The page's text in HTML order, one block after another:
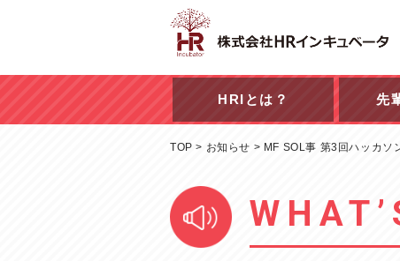
HRIとは？ 先
TOP > お知らせ > MF SOL事 第3回ハッカソ